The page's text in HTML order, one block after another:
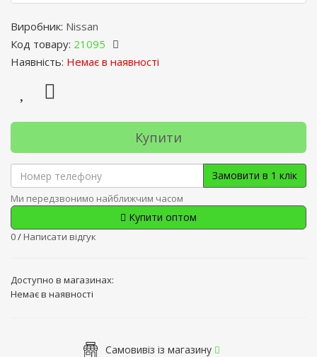
Виробник: Nissan
Код товару: 21095
Наявність: Немає в наявності
Купити
Замовити в 1 клік
Ми передзвонимо найближчим часом
Купити оптом
0/ Написати відгук
Доступно в магазинах:
Немає в наявності
Самовивіз із магазину